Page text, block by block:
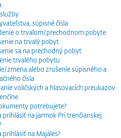
súpisné čísla
o trvalom/prechodnom pobyte
na trvalý pobyt
sa na prechodný pobyt
trvalého pobytu
zmena alebo zrušenie súpisného a
čísla
voličských a hlasovacích preukazov
potrebujete?
prihlásiť na jarmok Pri trenčianskej
prihlásiť na Majáles?